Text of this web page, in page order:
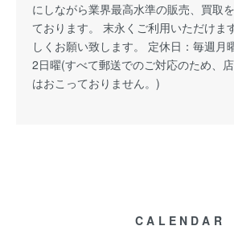
にしながら業界最高水準の販売、買取
ております。 末永くご利用いただけま
しくお願い致します。 定休日：毎週月
2日曜(すべて郵送でのご対応のため、
はおこっておりません。)
CALENDAR